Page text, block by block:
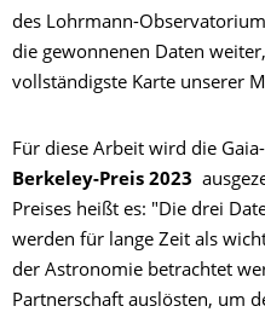
des Lohrmann-
die gewonnenen Daten
vollständigste Karte unserer
Für diese Arbeit wird die
Berkeley-Preis 2023
Preises heißt es: "Die drei
werden für lange Zeit als
der Astronomie betrachtet
Partnerschaft auslösten, um